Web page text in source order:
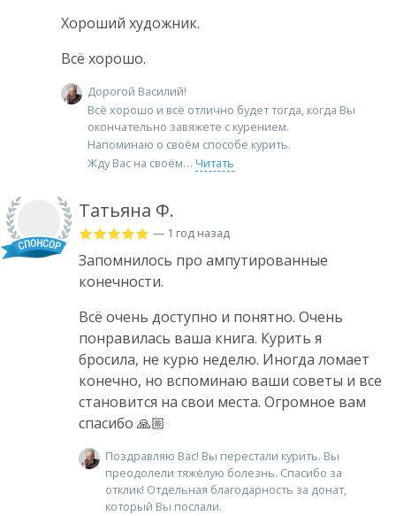
Хороший художник.
Всё хорошо.
Дорогой Василий!
Всё хорошо и всё отлично будет тогда, когда Вы
окончательно завяжете с курением.
Напоминаю о своём способе курить.
Жду Вас на своём
Читать
Татьяна Ф.
— 1 год назад
Запомнилось про ампутированные
конечности.
Всё очень доступно и понятно. Очень
понравилась ваша книга. Курить я
бросила, не курю неделю. Иногда ломает
конечно, но вспоминаю ваши советы и все
становится на свои места. Огромное вам
спасибо 🙏🏼
Поздравляю Вас! Вы перестали курить. Вы
преодолели тяжёлую болезнь. Спасибо за
отклик! Отдельная благодарность за донат,
который Вы послали.